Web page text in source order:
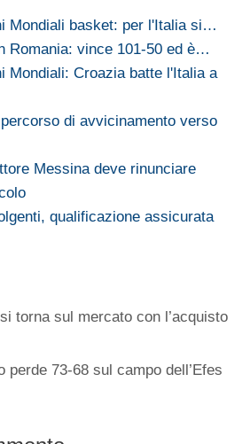
Mondiali basket: per l'Italia si…
Romania: vince 101-50 ed è…
Mondiali: Croazia batte l'Italia a
di avvicinamento verso
Messina deve rinunciare
qualificazione assicurata
torna sul mercato con l’acquisto
perde 73-68 sul campo dell’Efes